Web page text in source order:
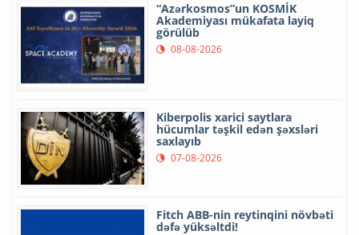
“Azərkosmos”un KOSMİK
Akademiyası mükafata layiq
görülüb
08-08-2026
Kiberpolis xarici saytlara
hücumlar təşkil edən şəxsləri
saxlayıb
07-08-2026
Fitch ABB-nin reytinqini növbəti
dəfə yüksəltdi!